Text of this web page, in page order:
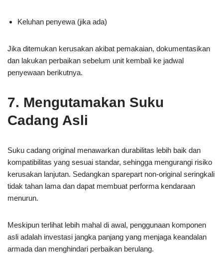
Keluhan penyewa (jika ada)
Jika ditemukan kerusakan akibat pemakaian, dokumentasikan
dan lakukan perbaikan sebelum unit kembali ke jadwal
penyewaan berikutnya.
7. Mengutamakan Suku
Cadang Asli
Suku cadang original menawarkan durabilitas lebih baik dan
kompatibilitas yang sesuai standar, sehingga mengurangi risiko
kerusakan lanjutan. Sedangkan sparepart non-original seringkali
tidak tahan lama dan dapat membuat performa kendaraan
menurun.
Meskipun terlihat lebih mahal di awal, penggunaan komponen
asli adalah investasi jangka panjang yang menjaga keandalan
armada dan menghindari perbaikan berulang.